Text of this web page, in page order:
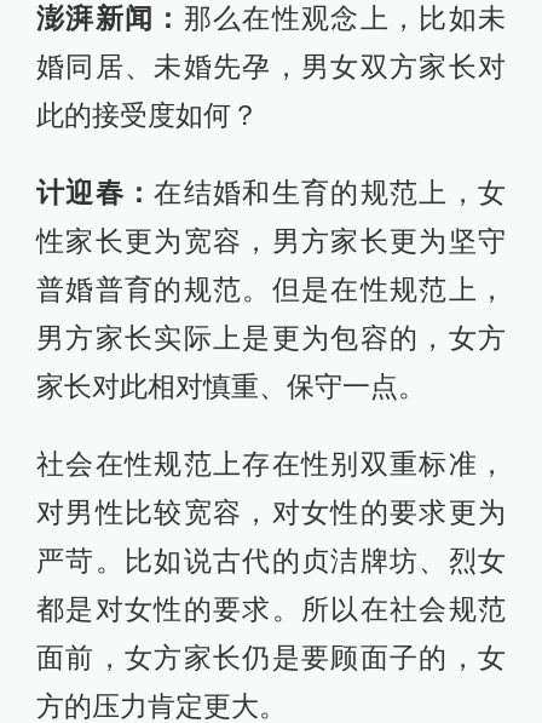
澎湃新闻： 那么在性观念上，比如未
婚同居、未婚先孕，男女双方家长对
此的接受度如何？
计迎春：在结婚和生育的规范上，女
性家长更为宽容，男方家长更为坚守
普婚普育的规范。但是在性规范上，
男方家长实际上是更为包容的，女方
家长对此相对慎重、保守一点。
社会在性规范上存在性别双重标准，
对男性比较宽容，对女性的要求更为
严苛。比如说古代的贞洁牌坊、烈女
都是对女性的要求。所以在社会规范
面前，女方家长仍是要顾面子的，女
方的压力肯定更大。